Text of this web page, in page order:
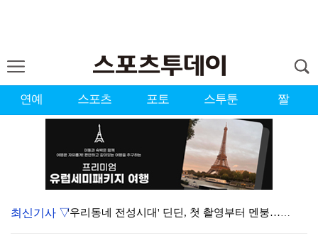
연예 스포츠 포토 스투툰 짤
'우리동네 전성시대' 딘딘, 첫 촬영부터 멘붕…시작부터…
최신기사 ▽